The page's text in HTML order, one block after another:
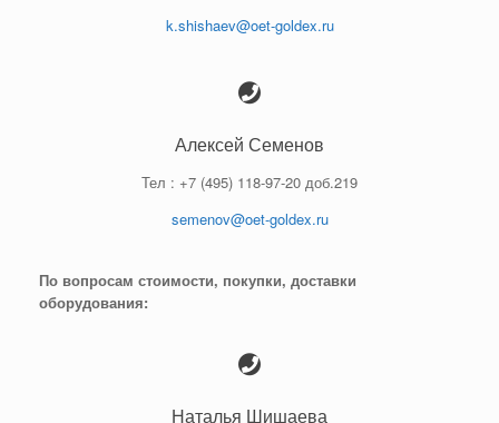
k.shishaev@oet-goldex.ru
Алексей Семенов
Тел : +7 (495) 118-97-20 доб.219
semenov@oet-goldex.ru
По вопросам стоимости, покупки, доставки
оборудования:
Наталья Шишаева